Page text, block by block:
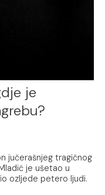
je
jučerašnjeg tragičnog
je ušetao u
ozljede petero ljudi.